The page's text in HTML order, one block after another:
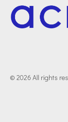
© 2026 All rights